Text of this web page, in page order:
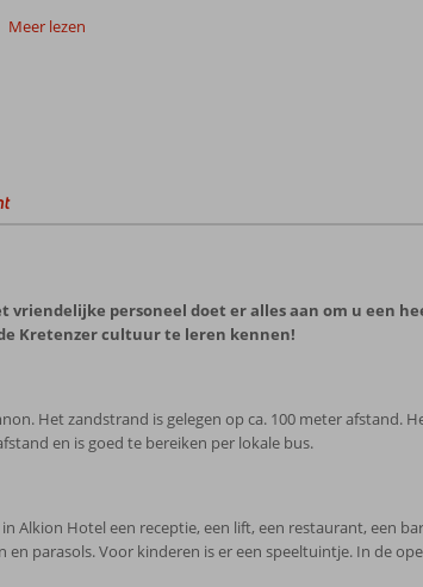
Meer lezen
personeel doet er alles aan om u een
Kretenzer cultuur te leren kennen!
Het zandstrand is gelegen op ca. 100 meter afstand.
en is goed te bereiken per lokale bus.
Hotel een receptie, een lift, een restaurant, een
parasols. Voor kinderen is er een speeltuintje. In de